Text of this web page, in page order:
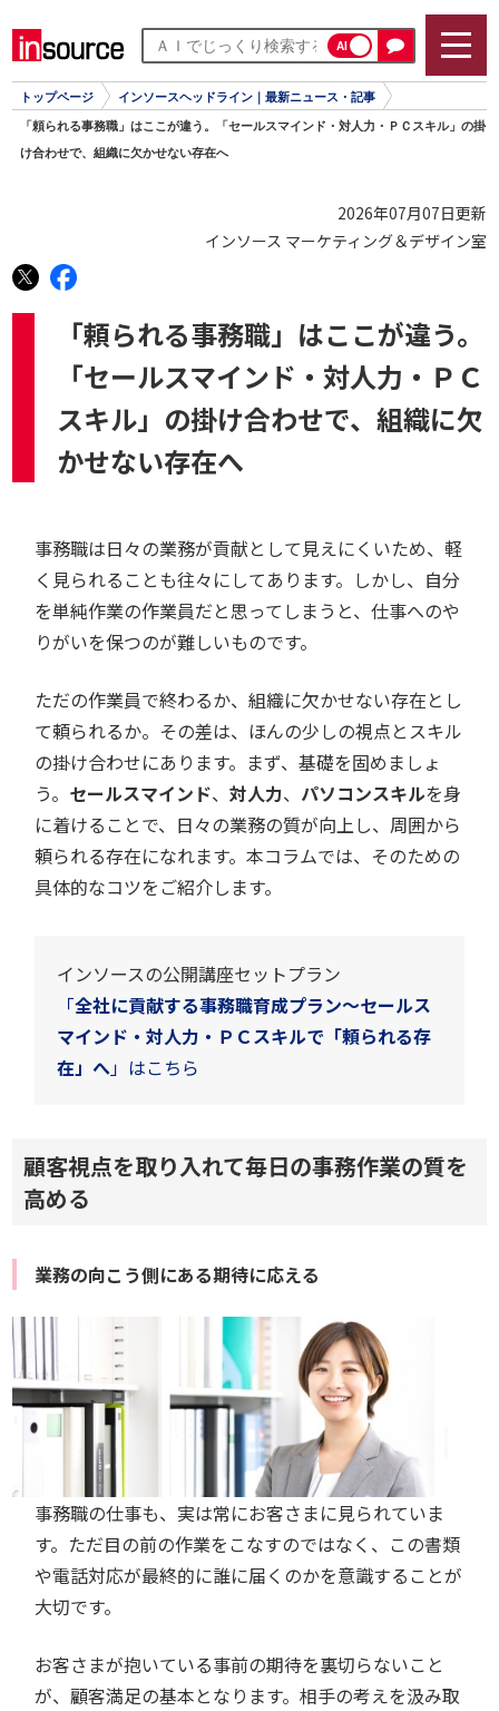
AI
トップページ インソースヘッドライン｜最新ニュース・記事
「頼られる事務職」はここが違う。「セールスマインド・対人力・ＰＣスキル」の掛
け合わせで、組織に欠かせない存在へ
2026年07月07日更新
インソース マーケティング＆デザイン室
「頼られる事務職」はここが違う。
「セールスマインド・対人力・ＰＣ
スキル」の掛け合わせで、組織に欠
かせない存在へ
事務職は日々の業務が貢献として見えにくいため、軽
く見られることも往々にしてあります。しかし、自分
を単純作業の作業員だと思ってしまうと、仕事へのや
りがいを保つのが難しいものです。
ただの作業員で終わるか、組織に欠かせない存在とし
て頼られるか。その差は、ほんの少しの視点とスキル
の掛け合わせにあります。まず、基礎を固めましょ
う。 セールスマインド、対人力、 パソコンスキルを身
に着けることで、日々の業務の質が向上し、周囲から
頼られる存在になれます。本コラムでは、そのための
具体的なコツをご紹介します。
インソースの公開講座セットプラン
「全社に貢献する事務職育成プラン～セールス
マインド・対人力・ＰＣスキルで「頼られる存
在」へ」はこちら
顧客視点を取り入れて毎日の事務作業の質を
高める
業務の向こう側にある期待に応える
事務職の仕事も、実は常にお客さまに見られていま
す。ただ目の前の作業をこなすのではなく、この書類
や電話対応が最終的に誰に届くのかを意識することが
大切です。
お客さまが抱いている事前の期待を裏切らないこと
が、顧客満足の基本となります。相手の考えを汲み取